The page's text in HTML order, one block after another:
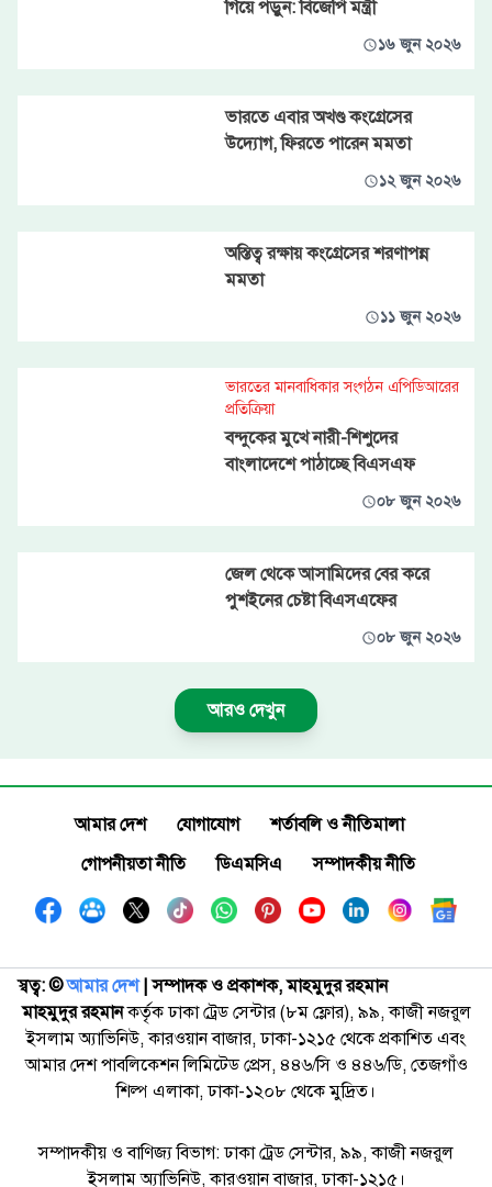
গিয়ে পড়ুন: বিজেপি মন্ত্রী
১৬ জুন ২০২৬
ভারতে এবার অখণ্ড কংগ্রেসের
উদ্যোগ, ফিরতে পারেন মমতা
১২ জুন ২০২৬
অস্তিত্ব রক্ষায় কংগ্রেসের শরণাপন্ন
মমতা
১১ জুন ২০২৬
ভারতের মানবাধিকার সংগঠন এপিডিআরের
প্রতিক্রিয়া
বন্দুকের মুখে নারী-শিশুদের
বাংলাদেশে পাঠাচ্ছে বিএসএফ
০৮ জুন ২০২৬
জেল থেকে আসামিদের বের করে
পুশইনের চেষ্টা বিএসএফের
০৮ জুন ২০২৬
আরও দেখুন
আমার দেশ যোগাযোগ
শর্তাবলি ও নীতিমালা
গোপনীয়তা নীতি
ডিএমসিএ সম্পাদকীয় নীতি
স্বত্ব: ©️আমার দেশ| সম্পাদক ও প্রকাশক, মাহমুদুর রহমান
মাহমুদুর রহমানকর্তৃক ঢাকা ট্রেড সেন্টার (৮ম ফ্লোর), ৯৯, কাজী নজরুল
ইসলাম অ্যাভিনিউ, কারওয়ান বাজার, ঢাকা-১২১৫ থেকে প্রকাশিত এবং
আমার দেশ পাবলিকেশন লিমিটেড প্রেস, ৪৪৬/সি ও ৪৪৬/ডি, তেজগাঁও
শিল্প এলাকা, ঢাকা-১২০৮ থেকে মুদ্রিত।
সম্পাদকীয় ও বাণিজ্য বিভাগ: ঢাকা ট্রেড সেন্টার, ৯৯, কাজী নজরুল
ইসলাম অ্যাভিনিউ, কারওয়ান বাজার, ঢাকা-১২১৫।